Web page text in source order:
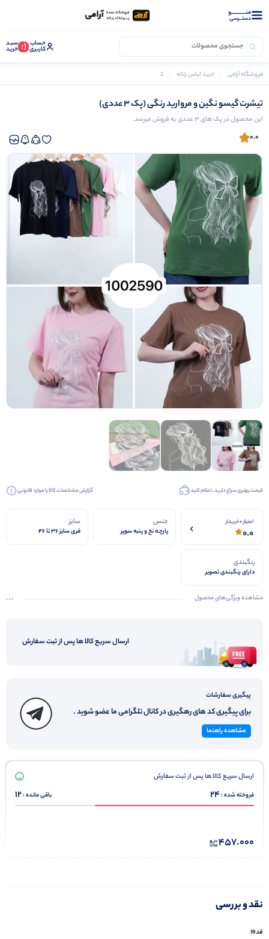
منــــــــــــو
دستــرسی
حساب
کاربری (: سبـد
خرید
فروشگاه آرامی خرید لباس زنانه کراپ زنانه
تیشرت گیسو نگین و مروارید رنگی (پک 3 عددی)
این محصول در پک های 3 عددی به فروش میرسد.
0.0
قیمت بهتری سراغ دارید ، اعلام کنید گزارش مشخصات کالا یا موارد قانونی
امتیاز 0 خریدار
0.0
جنس
پارچـه نخ و پنبه سوپر
سایز
فری سایز ۳۶ تا ۴۶
رنگبندی
دارای رنگبندی تصویر
مشاهده ویژگی‌های محصول
ارسال سریع کالا ها پس از ثبت سفارش
پیگیری سفارشات
برای پیگیری کد های رهگیری در کانال تلگرامی ما عضو شوید .
مشاهده راهنما
ارسال سریع کالا ها پس از ثبت سفارش
فروخته شده :24 باقی مانده :12
457.000
نقد و بررسی
قد۶۶